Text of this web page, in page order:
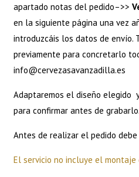
apartado notas del pedido–>>
en la siguiente página una vez
introduzcáis los datos de envío.
previamente para concretarlo
info@cervezasavanzadilla.es
Adaptaremos el diseño elegido
para confirmar antes de grabarlo.
Antes de realizar el pedido debe
El servicio no incluye el